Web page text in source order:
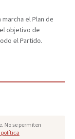
el Plan de
objetivo de
el Partido.
No se permiten
política